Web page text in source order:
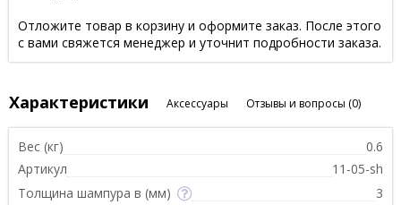
Отложите товар в корзину и оформите заказ. После этого
с вами свяжется менеджер и уточнит подробности заказа.
Характеристики Аксессуары Отзывы и вопросы (0)
Вес (кг)
0.6
Артикул
11-05-sh
Толщина шампура в (мм)
3